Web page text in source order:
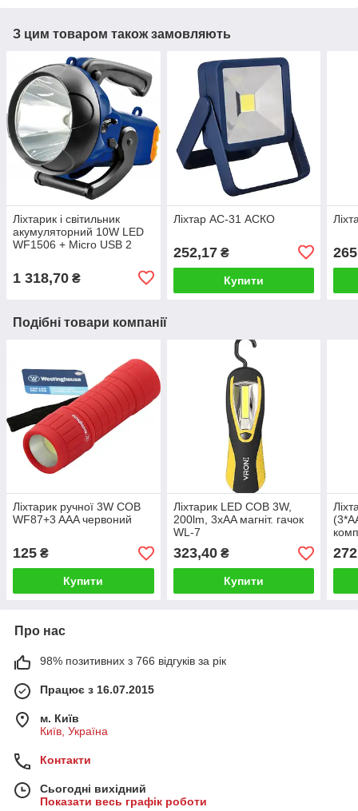
З цим товаром також замовляють
Ліхтарик і світильник
акумуляторний 10W LED
WF1506 + Micro USB 2
1 318,70 ₴
Ліхтар AC-31 АСКО
252,17₴
Купити
Подібні товари компанії
Ліхтарик ручної 3W COB
WF87+3 AAA червоний
125 ₴
Купити
Ліхтарик LED COB 3W,
200lm, 3xAA магніт. гачок
WL-7
323,40₴
Купити
272
Про нас
98% позитивних з 766 відгуків за рік
Працює з 16.07.2015
м. Київ
Київ, Україна
Контакти
Сьогодні вихідний
Показати весь графік роботи